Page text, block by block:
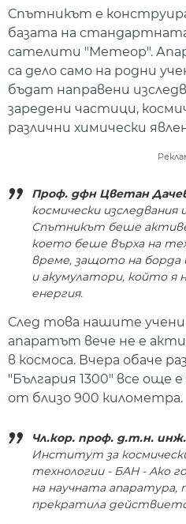
Спътникът е
базата на
сателити "Метеор".
са дело само на родни
бъдат направени
заредени частици,
различни химически
Проф. дфн Цветан
космически
Спътникът беше
което беше върха на
време, защото на борда
и акумулатори, който я
енергия.
След това нашите учени
апаратът вече не е
в космоса. Вчера обаче
"България 1300" все още
от близо 900 километра.
Чл.кор. проф. д.т.н.
Институт за
технологии - БАН - Ако
на научната апаратура,
прекратила